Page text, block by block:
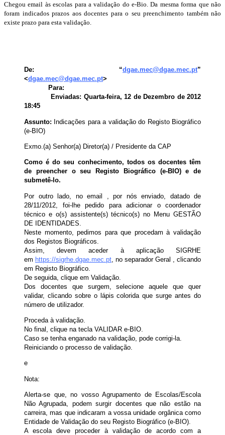
Chegou email às escolas para a validação do e-Bio. Da mesma forma que não
foram indicados prazos aos docentes para o seu preenchimento também não
existe prazo para esta validação.
De: “dgae.mec@dgae.mec.pt”
<dgae.mec@dgae.mec.pt>
Para:
Enviadas: Quarta-feira, 12 de Dezembro de 2012
18:45
Assunto: Indicações para a validação do Registo Biográfico
(e-BIO)
Exmo.(a) Senhor(a) Diretor(a) / Presidente da CAP
Como é do seu conhecimento, todos os docentes têm
de preencher o seu Registo Biográfico (e-BIO) e de
submetê-lo.
Por outro lado, no email , por nós enviado, datado de
28/11/2012, foi-lhe pedido para adicionar o coordenador
técnico e o(s) assistente(s) técnico(s) no Menu GESTÃO
DE IDENTIDADES.
Neste momento, pedimos para que procedam à validação
dos Registos Biográficos.
Assim, devem aceder à aplicação SIGRHE
em https://sigrhe.dgae.mec.pt , no separador Geral , clicando
em Registo Biográfico.
De seguida, clique em Validação.
Dos docentes que surgem, selecione aquele que quer
validar, clicando sobre o lápis colorida que surge antes do
número de utilizador.
Proceda à validação.
No final, clique na tecla VALIDAR e-BIO.
Caso se tenha enganado na validação, pode corrigi-la.
Reiniciando o processo de validação.
e
Nota:
Alerta-se que, no vosso Agrupamento de Escolas/Escola
Não Agrupada, podem surgir docentes que não estão na
carreira, mas que indicaram a vossa unidade orgânica como
Entidade de Validação do seu Registo Biográfico (e-BIO).
A escola deve proceder à validação de acordo com a